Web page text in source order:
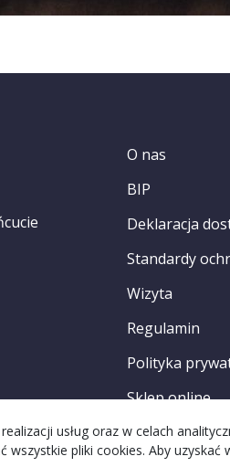
usług oraz w celach
pliki cookies. Aby
O nas
BIP
Deklaracja
Standardy
Wizyta
Regulamin
Polityka
Sklep online
Realizacja